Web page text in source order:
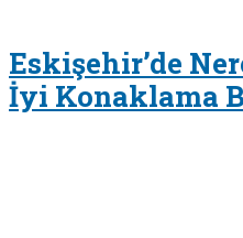
Eskişehir’de
İyi Konaklama